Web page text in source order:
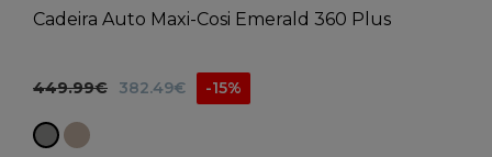
Cadeira Auto Maxi-Cosi Emerald 360 Plus
449.99€ 382.49€ -15%